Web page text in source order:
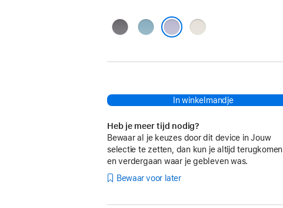
Spacegrijs
Blauw Sterrenlicht
In winkelmandje
Heb je meer tijd nodig?
Bewaar al je keuzes door dit device in Jouw
selectie te zetten, dan kun je altijd terugkomen
en verdergaan waar je gebleven was.
Bewaar voor later